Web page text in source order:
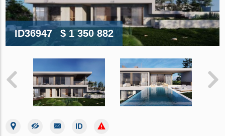
ID36947 $ 1 350 882